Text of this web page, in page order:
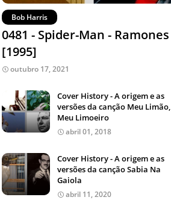
Bob Harris
0481 - Spider-Man - Ramones
[1995]
outubro 17, 2021
Cover History - A origem e as
versões da canção Meu Limão,
Meu Limoeiro
abril 01, 2018
Cover History - A origem e as
versões da canção Sabia Na
Gaiola
abril 11, 2020